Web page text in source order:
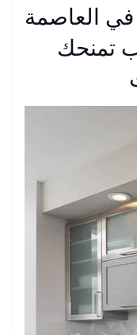
العاصمة
تمنحك